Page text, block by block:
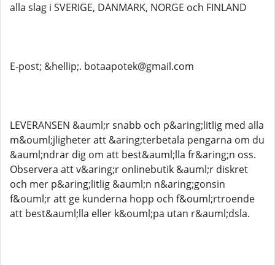
alla slag i SVERIGE, DANMARK, NORGE och FINLAND
E-post; &hellip;. botaapotek@gmail.com
LEVERANSEN &auml;r snabb och p&aring;litlig med alla
m&ouml;jligheter att &aring;terbetala pengarna om du
&auml;ndrar dig om att best&auml;lla fr&aring;n oss.
Observera att v&aring;r onlinebutik &auml;r diskret
och mer p&aring;litlig &auml;n n&aring;gonsin
f&ouml;r att ge kunderna hopp och f&ouml;rtroende
att best&auml;lla eller k&ouml;pa utan r&auml;dsla.